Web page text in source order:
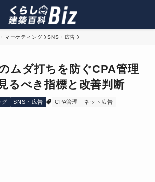
マーケティング SNS・広告
ムダ打ちを防ぐCPA管理
るべき指標と改善判断
グ SNS・広告 CPA管理 ネット広告